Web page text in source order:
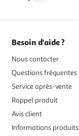
Besoin d'aide ?
Nous contacter
Questions fréquentes
Service après-vente
Rappel produit
Avis client
Informations produits